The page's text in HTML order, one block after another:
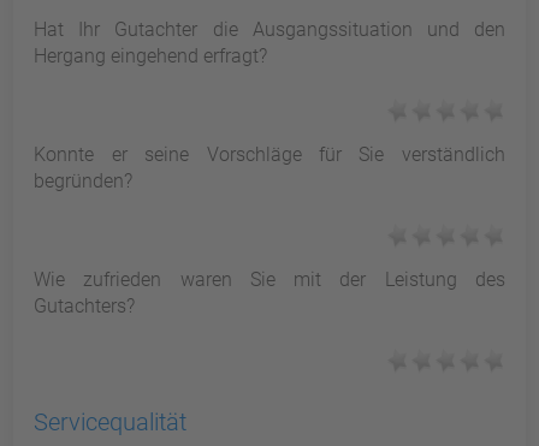
Hat Ihr Gutachter die Ausgangssituation und den
Hergang eingehend erfragt?
Konnte er seine Vorschläge für Sie verständlich
begründen?
Wie zufrieden waren Sie mit der Leistung des
Gutachters?
Servicequalität